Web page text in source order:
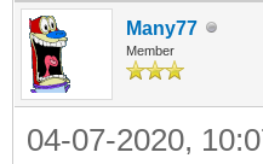
Many77
Member
04-07-2020,